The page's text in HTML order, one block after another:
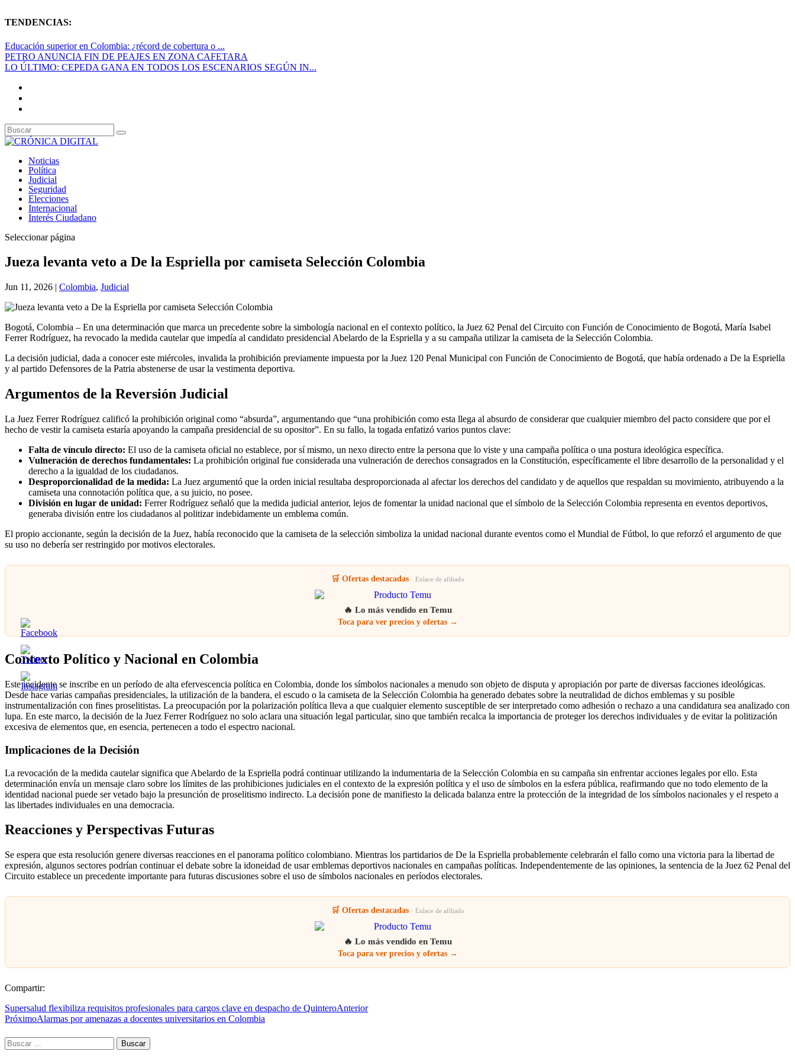
TENDENCIAS:
Educación superior en Colombia: ¿récord de cobertura o ...
PETRO ANUNCIA FIN DE PEAJES EN ZONA CAFETARA
LO ÚLTIMO: CEPEDA GANA EN TODOS LOS ESCENARIOS SEGÚN IN...
Noticias
Política
Judicial
Seguridad
Elecciones
Internacional
Interés Ciudadano
Seleccionar página
Jueza levanta veto a De la Espriella por camiseta Selección Colombia
Jun 11, 2026 | Colombia, Judicial
Bogotá, Colombia – En una determinación que marca un precedente sobre la simbología nacional en el contexto político, la Juez 62 Penal del Circuito con Función de Conocimiento de Bogotá, María Isabel
Ferrer Rodríguez, ha revocado la medida cautelar que impedía al candidato presidencial Abelardo de la Espriella y a su campaña utilizar la camiseta de la Selección Colombia.
La decisión judicial, dada a conocer este miércoles, invalida la prohibición previamente impuesta por la Juez 120 Penal Municipal con Función de Conocimiento de Bogotá, que había ordenado a De la Espriella
y al partido Defensores de la Patria abstenerse de usar la vestimenta deportiva.
Argumentos de la Reversión Judicial
La Juez Ferrer Rodríguez calificó la prohibición original como “absurda”, argumentando que “una prohibición como esta llega al absurdo de considerar que cualquier miembro del pacto considere que por el
hecho de vestir la camiseta estaría apoyando la campaña presidencial de su opositor”. En su fallo, la togada enfatizó varios puntos clave:
Falta de vínculo directo: El uso de la camiseta oficial no establece, por sí mismo, un nexo directo entre la persona que lo viste y una campaña política o una postura ideológica específica.
Vulneración de derechos fundamentales: La prohibición original fue considerada una vulneración de derechos consagrados en la Constitución, específicamente el libre desarrollo de la personalidad y el
derecho a la igualdad de los ciudadanos.
Desproporcionalidad de la medida: La Juez argumentó que la orden inicial resultaba desproporcionada al afectar los derechos del candidato y de aquellos que respaldan su movimiento, atribuyendo a la
camiseta una connotación política que, a su juicio, no posee.
División en lugar de unidad: Ferrer Rodríguez señaló que la medida judicial anterior, lejos de fomentar la unidad nacional que el símbolo de la Selección Colombia representa en eventos deportivos,
generaba división entre los ciudadanos al politizar indebidamente un emblema común.
El propio accionante, según la decisión de la Juez, había reconocido que la camiseta de la selección simboliza la unidad nacional durante eventos como el Mundial de Fútbol, lo que reforzó el argumento de que
su uso no debería ser restringido por motivos electorales.
🛒 Ofertas destacadas · Enlace de afiliado
🔥 Lo más vendido en Temu
Toca para ver precios y ofertas →
Contexto Político y Nacional en Colombia
Este incidente se inscribe en un período de alta efervescencia política en Colombia, donde los símbolos nacionales a menudo son objeto de disputa y apropiación por parte de diversas facciones ideológicas.
Desde hace varias campañas presidenciales, la utilización de la bandera, el escudo o la camiseta de la Selección Colombia ha generado debates sobre la neutralidad de dichos emblemas y su posible
instrumentalización con fines proselitistas. La preocupación por la polarización política lleva a que cualquier elemento susceptible de ser interpretado como adhesión o rechazo a una candidatura sea analizado con
lupa. En este marco, la decisión de la Juez Ferrer Rodríguez no solo aclara una situación legal particular, sino que también recalca la importancia de proteger los derechos individuales y de evitar la politización
excesiva de elementos que, en esencia, pertenecen a todo el espectro nacional.
Implicaciones de la Decisión
La revocación de la medida cautelar significa que Abelardo de la Espriella podrá continuar utilizando la indumentaria de la Selección Colombia en su campaña sin enfrentar acciones legales por ello. Esta
determinación envía un mensaje claro sobre los límites de las prohibiciones judiciales en el contexto de la expresión política y el uso de símbolos en la esfera pública, reafirmando que no todo elemento de la
identidad nacional puede ser vetado bajo la presunción de proselitismo indirecto. La decisión pone de manifiesto la delicada balanza entre la protección de la integridad de los símbolos nacionales y el respeto a
las libertades individuales en una democracia.
Reacciones y Perspectivas Futuras
Se espera que esta resolución genere diversas reacciones en el panorama político colombiano. Mientras los partidarios de De la Espriella probablemente celebrarán el fallo como una victoria para la libertad de
expresión, algunos sectores podrían continuar el debate sobre la idoneidad de usar emblemas deportivos nacionales en campañas políticas. Independentemente de las opiniones, la sentencia de la Juez 62 Penal del
Circuito establece un precedente importante para futuras discusiones sobre el uso de símbolos nacionales en períodos electorales.
🛒 Ofertas destacadas · Enlace de afiliado
🔥 Lo más vendido en Temu
Toca para ver precios y ofertas →
Compartir:
Supersalud flexibiliza requisitos profesionales para cargos clave en despacho de QuinteroAnterior
PróximoAlarmas por amenazas a docentes universitarios en Colombia
Buscar: